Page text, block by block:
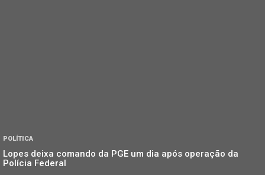
POLÍTICA
Lopes deixa comando da PGE um dia após operação da
Polícia Federal